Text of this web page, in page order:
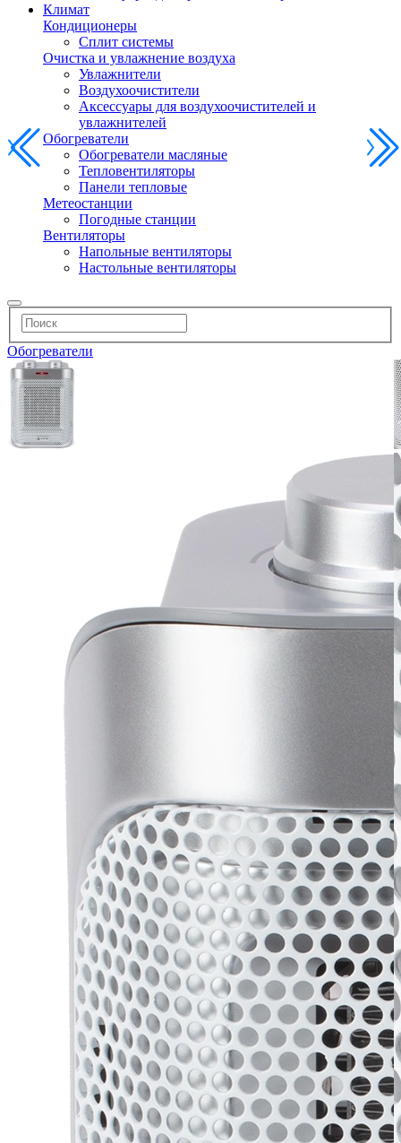
Климат
Кондиционеры
Сплит системы
Очистка и увлажнение воздуха
Увлажнители
Воздухоочистители
Аксессуары для воздухоочистителей и
увлажнителей
Обогреватели
Обогреватели масляные
Тепловентиляторы
Панели тепловые
Метеостанции
Погодные станции
Вентиляторы
Напольные вентиляторы
Настольные вентиляторы
Обогреватели